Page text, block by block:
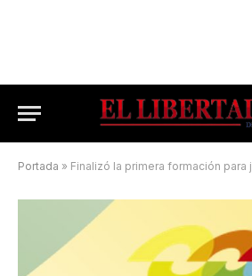
Portada » Finalizó la primera formación para jóvenes